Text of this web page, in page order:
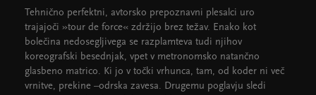
Tehnično perfektni, avtorsko prepoznavni plesalci uro
trajajoči »tour de force« zdržijo brez težav. Enako kot
bolečina nedosegljivega se razplamteva tudi njihov
koreografski besednjak, vpet v metronomsko natančno
glasbeno matrico. Ki jo v točki vrhunca, tam, od koder ni več
vrnitve, prekine –odrska zavesa. Drugemu poglavju sledi